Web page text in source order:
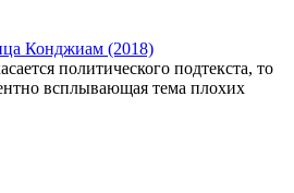
Конджиам (2018)
политического подтекста, то
всплывающая тема плохих